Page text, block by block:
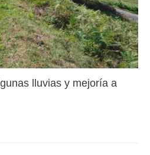
lluvias y mejoría a